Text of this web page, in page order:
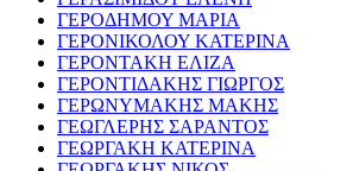
ΓΕΡΟΔΗΜΟΥ ΜΑΡΙΑ
ΓΕΡΟΝΙΚΟΛΟΥ ΚΑΤΕΡΙΝΑ
ΓΕΡΟΝΤΑΚΗ ΕΛΙΖΑ
ΓΕΡΟΝΤΙΔΑΚΗΣ ΓΙΩΡΓΟΣ
ΓΕΡΩΝΥΜΑΚΗΣ ΜΑΚΗΣ
ΓΕΩΓΛΕΡΗΣ ΣΑΡΑΝΤΟΣ
ΓΕΩΡΓΑΚΗ ΚΑΤΕΡΙΝΑ